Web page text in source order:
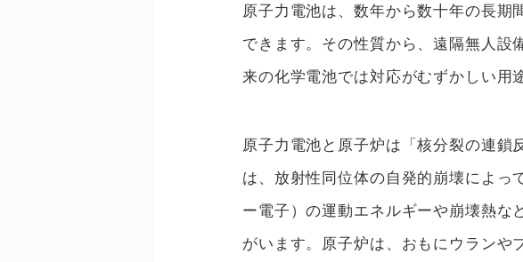
原子力電池は、数年から数十年の長期
できます。その性質から、遠隔無人設
来の化学電池では対応がむずかしい用
原子力電池と原子炉は「核分裂の連
は、放射性同位体の自発的崩壊によ
ー電子）の運動エネルギーや崩壊熱な
がいます。原子炉は、おもにウランや